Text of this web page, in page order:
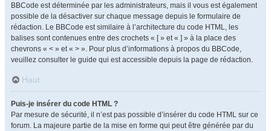
BBCode est déterminée par les administrateurs, mais il vous est également
possible de la désactiver sur chaque message depuis le formulaire de
rédaction. Le BBCode est similaire à l’architecture du code HTML, les
balises sont contenues entre des crochets « [ » et « ] » à la place des
chevrons « < » et « > ». Pour plus d’informations à propos du BBCode,
veuillez consulter le guide qui est accessible depuis la page de rédaction.
Haut
Puis-je insérer du code HTML ?
Par mesure de sécurité, il n’est pas possible d’insérer du code HTML sur ce
forum. La majeure partie de la mise en forme qui peut être générée par du